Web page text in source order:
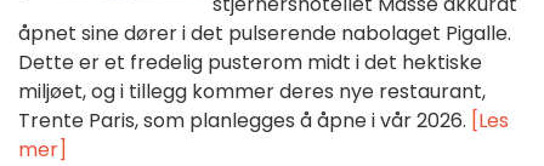
åpnet sine dører i det pulserende nabolaget Pigalle.
Dette er et fredelig pusterom midt i det hektiske
miljøet, og i tillegg kommer deres nye restaurant,
Trente Paris, som planlegges å åpne i vår 2026. [Les
mer]